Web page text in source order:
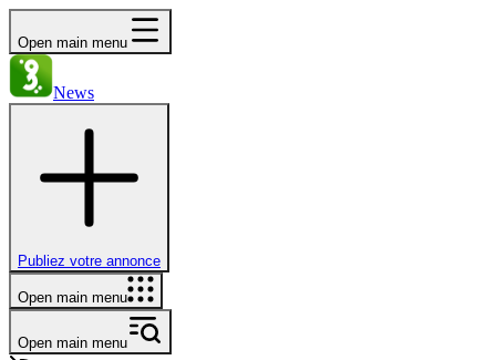
Open main menu
News
Publiez votre annonce
Open main menu
Open main menu